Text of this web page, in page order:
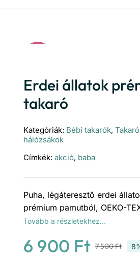
Erdei állatok
takaró
Kategóriák: Bébi takarók,
hálózsákok
Címkék: akció, baba
Puha, légáteresztő erdei
prémium pamutból, OEKO-
Tovább a részletekhez…
7 500Ft
6 900 Ft